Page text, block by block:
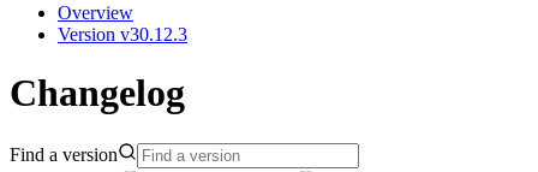
Overview
Version v30.12.3
Changelog
Find a version